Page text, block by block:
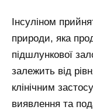
Інсуліном
природи, яка
підшлункової
залежить від
клінічним
виявлення та